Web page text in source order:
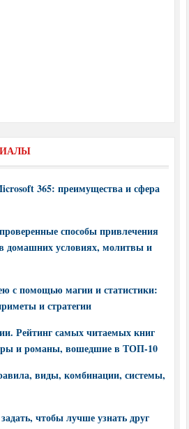
365: преимущества и сфера
способы привлечения
домашних условиях, молитвы и
с помощью магии и статистики:
и стратегии
Рейтинг самых читаемых книг
и романы, вошедшие в ТОП-10
виды, комбинации, системы,
чтобы лучше узнать друг